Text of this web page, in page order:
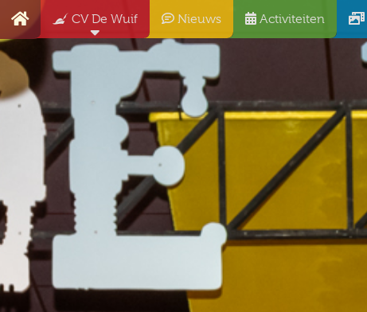
CV De Wuif Nieuws Activiteiten